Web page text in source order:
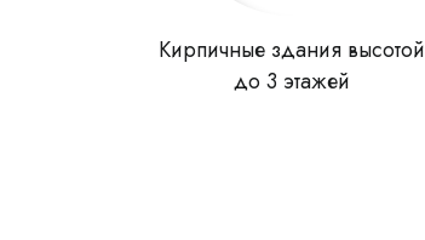
Кирпичные здания высотой
до 3 этажей